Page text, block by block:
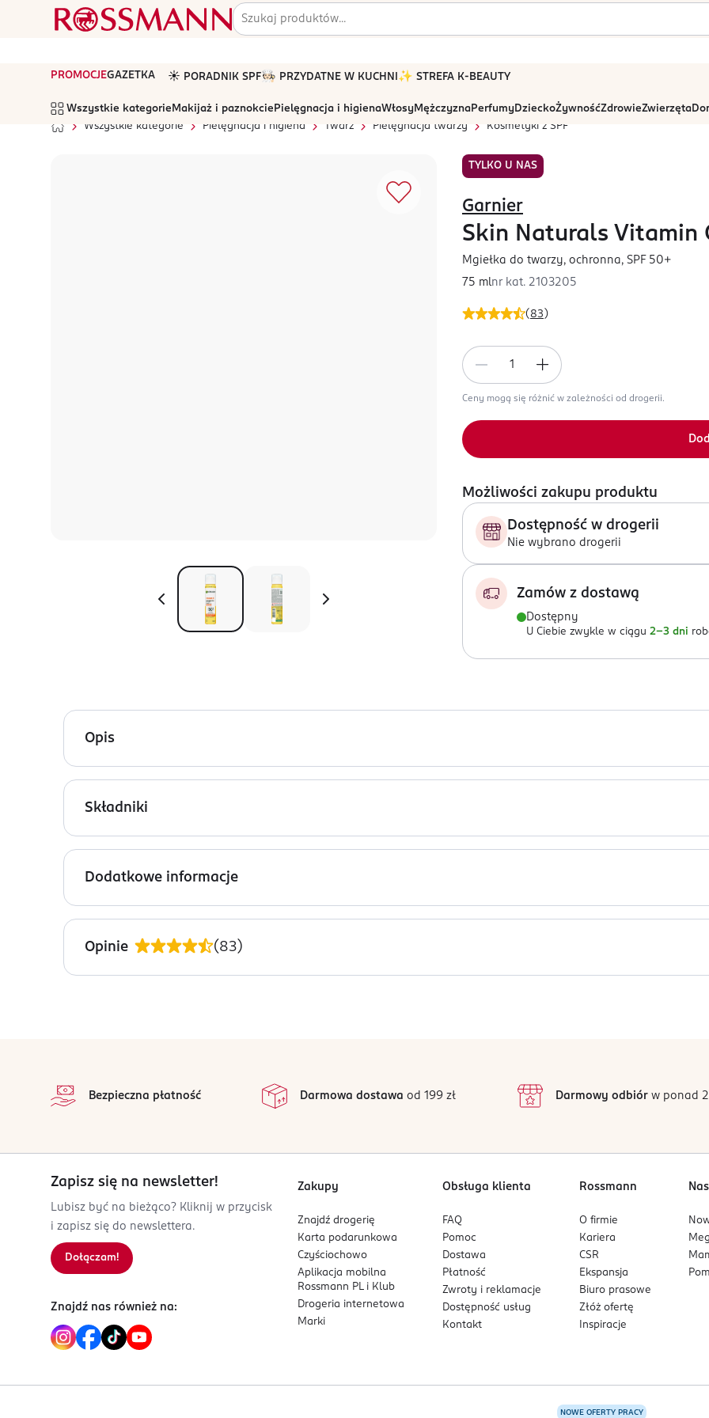
PROMOCJEGAZETKA ☀️ PORADNIK SPF🧑🏻‍🍳 PRZYDATNE W KUCHNI ✨ STREFA K-BEAUTY
Wszystkie kategorie Makijaż i paznokcie Pielęgnacja i higienaWłosyMężczyznaPerfumyDzieckoŻywnośćZdrowieZwierzęta
Wszystkie kategorie
Pielęgnacja i higiena Twarz Pielęgnacja twarzy Kosmetyki z SPF
TYLKO U NAS
( 83 )
Garnier
Skin Naturals Vitamin
Mgiełka do twarzy, ochronna, SPF 50+
75 mlnr kat. 2103205
Ceny mogą się różnić w zależności od drogerii.
Możliwości zakupu produktu
Dostępność w drogerii
Nie wybrano drogerii
Zamów z dostawą
Dostępny
U Ciebie zwykle w ciągu 2-3 dni
Opis
Mgiełka do twarzy SPF 50+ Garnier Vitamin C wzbogacona kompleksem antyoksydantów: witaminą C* oraz
promieniowania UV. Zapobiega przebarwieniom i rozświetla skórę
Składniki
Butane, Aqua / Water, Isopropyl Myristate, Glycerin, Homosalate, Ethylhexyl Salicylate, Bis-Ethylhexyloxyphenol
Methoxydibenzoylmethane, C12-15 Alkyl Benzoate, P-Anisic Acid, Tocopherol, Ascorbyl Glucoside, Disodium
PEG-8 Laurate, PEG-20 Glyceryl Isostearate, Polyglyceryl-6 Polyricinoleate, Poly C10-30 Alkyl Acrylate, Dicaprylyl
Disteardimonium Hectorite, Lemon Fruit Extract, Lauryl PEG/PPG-18/18 Methicone. (F.I.L. Z70052314/1).
Dodatkowe informacje
PRZYGOTOWANIE I STOSOWANIE
Przed użyciem dobrze wstrząsnąć. Podczas aplikacji zamknij oczy i zaciśnij usta.
pomieszczeniach.
00-844 Warszawa
Kod EAN
3 600542 626729
Opinie (83)
2
1
Bezpieczna płatność Darmowa dostawa od 199 zł Darmowy odbiórw ponad
Zapisz się na newsletter!
Lubisz być na bieżąco? Kliknij w przycisk
i zapisz się do newslettera.
Dołączam!
Znajdź nas również na:
Zakupy
Znajdź drogerię
Karta podarunkowa
Czyściochowo
Aplikacja mobilna
Rossmann PL i Klub
Drogeria internetowa
Marki
Obsługa klienta
FAQ
Pomoc
Dostawa
Płatność
Zwroty i reklamacje
Dostępność usług
Kontakt
Rossmann
O firmie
Kariera
CSR
Ekspansja
Biuro prasowe
Złóż ofertę
Inspiracje
NOWE OFERTY PRACY